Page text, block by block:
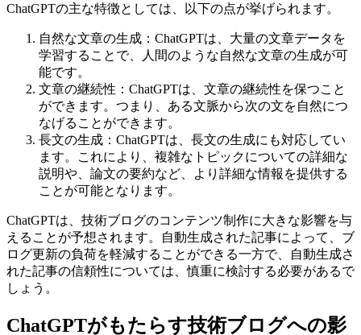
ChatGPTの主な特徴としては、以下の点が挙げられます。
自然な文章の生成：ChatGPTは、大量の文章データを
学習することで、人間のような自然な文章の生成が可
能です。
文章の継続性：ChatGPTは、文章の継続性を保つこと
ができます。つまり、ある文脈から次の文を自然につ
なげることができます。
長文の生成：ChatGPTは、長文の生成にも対応してい
ます。これにより、複雑なトピックについての詳細な
説明や、論文の要約など、より詳細な情報を提供する
ことが可能となります。
ChatGPTは、技術ブログのコンテンツ制作に大きな影響を与
えることが予想されます。自動生成された記事によって、ブ
ログ更新の負荷を軽減することができる一方で、自動生成さ
れた記事の信頼性については、慎重に検討する必要があるで
しょう。
ChatGPTがもたらす技術ブログへの影